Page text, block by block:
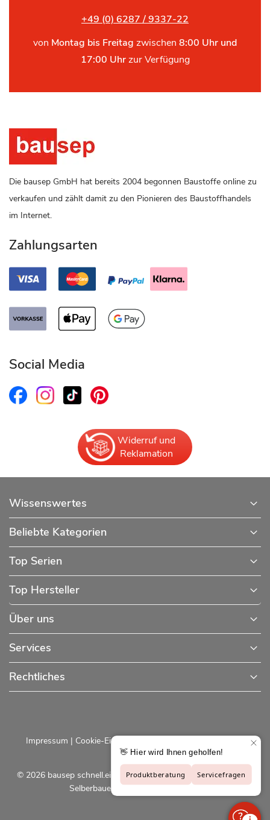
+49 (0) 6287 / 9337-22
von Montag bis Freitag zwischen 8:00 Uhr und
17:00 Uhrzur Verfügung
Die bausep GmbH hat bereits 2004 begonnen Baustoffe online zu
verkaufen und zählt damit zu den Pionieren des Baustoffhandels
im Internet.
Zahlungsarten
Social Media
Widerruf und
Reklamation
Wissenswertes
Beliebte Kategorien
Top Serien
Top Hersteller
Über uns
Services
Rechtliches
© 2026 bausep schnell.einfach.preiswert - Baustoffe online für
Selberbauer und Profis |bausep.de
Impressum | Cookie-Einstellungen